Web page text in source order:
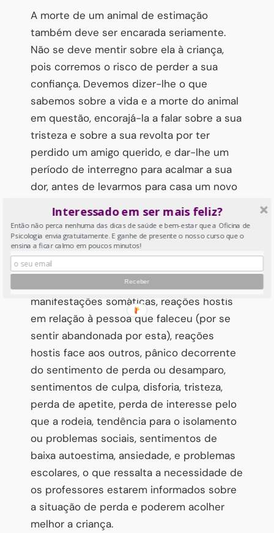
A morte de um animal de estimação
também deve ser encarada seriamente.
Não se deve mentir sobre ela à criança,
pois corremos o risco de perder a sua
confiança. Devemos dizer-lhe o que
sabemos sobre a vida e a morte do animal
em questão, encorajá-la a falar sobre a sua
tristeza e sobre a sua revolta por ter
perdido um amigo querido, e dar-lhe um
período de interregno para acalmar a sua
dor, antes de levarmos para casa um novo
são insubstituíveis.
Quanto às reações que as crianças podem
apresentar, as mais frequentes podem ser:
incompreensão face ao que aconteceu,
manifestações somáticas, reações hostis
em relação à pessoa que faleceu (por se
sentir abandonada por esta), reações
hostis face aos outros, pânico decorrente
do sentimento de perda ou desamparo,
sentimentos de culpa, disforia, tristeza,
perda de apetite, perda de interesse pelo
que a rodeia, tendência para o isolamento
ou problemas sociais, sentimentos de
baixa autoestima, ansiedade, e problemas
escolares, o que ressalta a necessidade de
os professores estarem informados sobre
a situação de perda e poderem acolher
melhor a criança.
Interessado em ser mais feliz?
Então não perca nenhuma das dicas de saúde e bem-estar que a Oficina de
Psicologia envia gratuitamente. E ganhe de presente o nosso curso que o
ensina a ficar calmo em poucos minutos!